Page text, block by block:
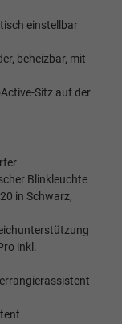
einstellbar
beheizbar, mit
Sitz auf der
Blinkleuchte
in Schwarz,
inkl.